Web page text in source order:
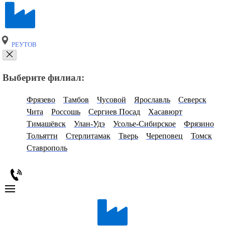
РЕУТОВ
Выберите филиал:
Фрязево Тамбов Чусовой Ярославль
Северск
Чита
Россошь Сергиев Посад
Хасавюрт
Тимашёвск
Улан-Удэ Усолье-Сибирское
Фрязино
Тольятти
Стерлитамак Тверь Череповец
Томск
Ставрополь